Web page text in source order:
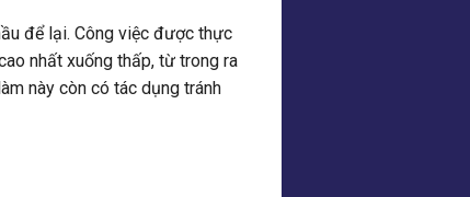
để lại. Công việc được thực
nhất xuống thấp, từ trong ra
này còn có tác dụng tránh